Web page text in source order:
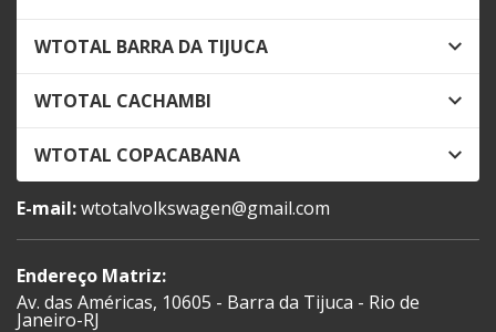
WTOTAL BARRA DA TIJUCA
WTOTAL CACHAMBI
WTOTAL COPACABANA
E-mail:wtotalvolkswagen@gmail.com
Endereço Matriz:
Av. das Américas, 10605 - Barra da Tijuca - Rio de
Janeiro-RJ